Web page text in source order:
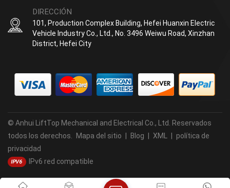
DIRECCIÓN
101, Production Complex Building, Hefei Huanxin Electric
Vehicle Industry Co., Ltd., No. 3496 Weiwu Road, Xinzhan
District, Hefei City
© Anhui LiftTop Mechanical and Electrical Co., Ltd. Reservados
todos los derechos.
Mapa del sitio Blog XML
política de
privacidad
IPv6 red compatible